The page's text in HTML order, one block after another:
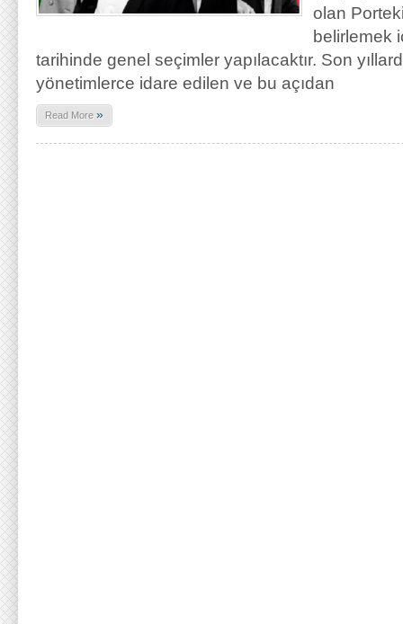
olan
belirlemek
tarihinde genel seçimler yapılacaktır. Son
yönetimlerce idare edilen ve bu açıdan
Read More »